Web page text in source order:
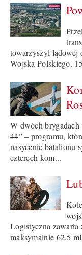
towarzyszył
Wojska Polskiego.
W dwóch
44” – programu,
nasycenie batalionu
czterech kom...
Logistyczna
maksymalnie 62,5